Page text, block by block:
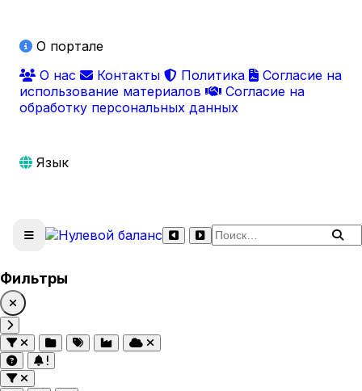
О портале
О нас
Контакты Политика
Согласие на
использование материалов
Согласие на
обработку персональных данных
Язык
Поиск по сайту
Фильтры